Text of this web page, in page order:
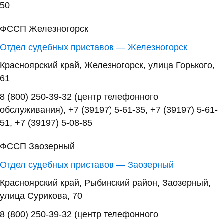
50
ФССП Железногорск
Отдел судебных приставов — Железногорск
Красноярский край, Железногорск, улица Горького,
61
8 (800) 250-39-32 (центр телефонного
обслуживания), +7 (39197) 5-61-35, +7 (39197) 5-61-
51, +7 (39197) 5-08-85
ФССП Заозерный
Отдел судебных приставов — Заозерный
Красноярский край, Рыбинский район, Заозерный,
улица Сурикова, 70
8 (800) 250-39-32 (центр телефонного